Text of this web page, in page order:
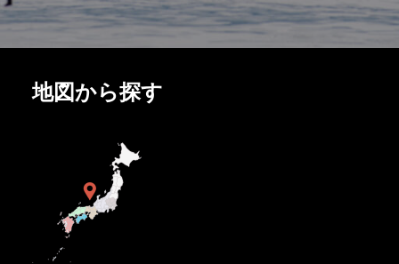
地図から探す